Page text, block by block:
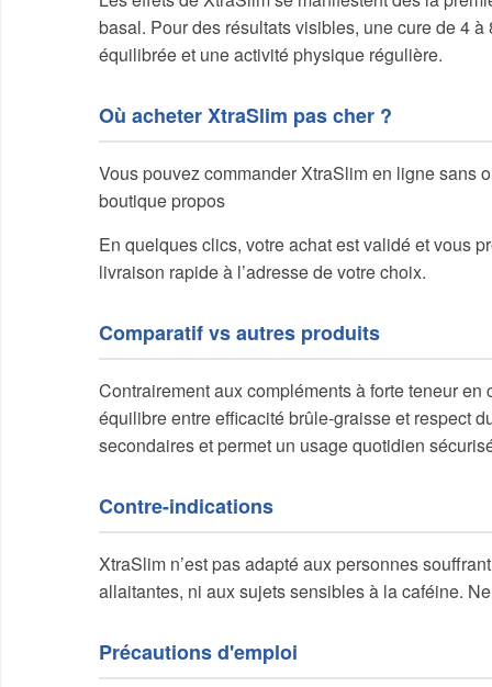
basal. Pour des résultats visibles, une cure de 4
équilibrée et une activité physique régulière.
Où acheter XtraSlim pas cher ?
Vous pouvez commander XtraSlim en ligne sans
boutique propos
En quelques clics, votre achat est validé et vous
livraison rapide à l’adresse de votre choix.
Comparatif vs autres produits
Contrairement aux compléments à forte teneur
équilibre entre efficacité brûle-graisse et respect
secondaires et permet un usage quotidien
Contre-indications
XtraSlim n’est pas adapté aux personnes
allaitantes, ni aux sujets sensibles à la caféine.
Précautions d'emploi